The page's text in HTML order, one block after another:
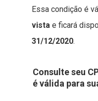
Essa condição é
vista e ficará
31/12/2020.
Consulte seu
é válida para